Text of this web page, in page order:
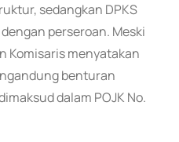
sedangkan DPKS
perseroan. Meski
Komisaris menyatakan
benturan
dalam POJK No.